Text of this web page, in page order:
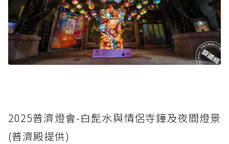
2025普濟燈會-白髭水與情侶寺鐘及夜間燈景
(普濟殿提供)